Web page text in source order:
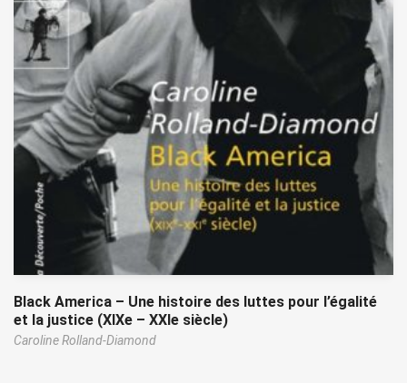
Black America – Une histoire des luttes pour l’égalité
et la justice (XIXe – XXIe siècle)
Caroline Rolland-Diamond